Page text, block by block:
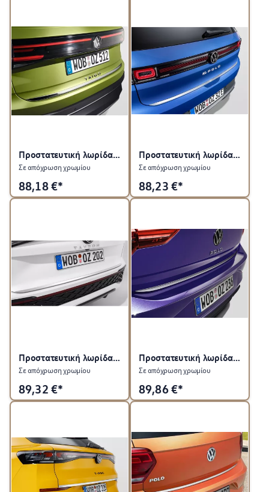
Προστατευτική λωρίδα για πίσω καπό
Σε απόχρωση χρωμίου
88,18€*
Προστατευτική λωρίδα πίσω πόρτας
Σε απόχρωση χρωμίου
88,23 €*
Προστατευτική λωρίδα για πίσω καπό
Σε απόχρωση χρωμίου
89,32 €*
Προστατευτική λωρίδα για πίσω καπό
Σε απόχρωση χρωμίου
89,86€*